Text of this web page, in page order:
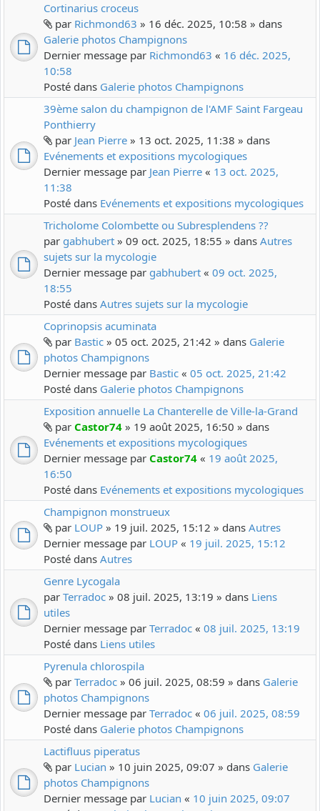
Cortinarius croceus
par Richmond63 » 16 déc. 2025, 10:58 » dans
Galerie photos Champignons
Dernier message par Richmond63 « 16 déc. 2025,
10:58
Posté dans Galerie photos Champignons
39ème salon du champignon de l'AMF Saint Fargeau
Ponthierry
par Jean Pierre » 13 oct. 2025, 11:38 » dans
Evénements et expositions mycologiques
Dernier message par Jean Pierre « 13 oct. 2025,
11:38
Posté dans Evénements et expositions mycologiques
Tricholome Colombette ou Subresplendens ??
par gabhubert » 09 oct. 2025, 18:55 » dans Autres
sujets sur la mycologie
Dernier message par gabhubert « 09 oct. 2025,
18:55
Posté dans Autres sujets sur la mycologie
Coprinopsis acuminata
par Bastic » 05 oct. 2025, 21:42 » dans Galerie
photos Champignons
Dernier message par Bastic « 05 oct. 2025, 21:42
Posté dans Galerie photos Champignons
Exposition annuelle La Chanterelle de Ville-la-Grand
par Castor74 » 19 août 2025, 16:50 » dans
Evénements et expositions mycologiques
Dernier message par Castor74 « 19 août 2025,
16:50
Posté dans Evénements et expositions mycologiques
Champignon monstrueux
par LOUP » 19 juil. 2025, 15:12 » dans Autres
Dernier message par LOUP « 19 juil. 2025, 15:12
Posté dans Autres
Genre Lycogala
par Terradoc » 08 juil. 2025, 13:19 » dans Liens
utiles
Dernier message par Terradoc « 08 juil. 2025, 13:19
Posté dans Liens utiles
Pyrenula chlorospila
par Terradoc » 06 juil. 2025, 08:59 » dans Galerie
photos Champignons
Dernier message par Terradoc « 06 juil. 2025, 08:59
Posté dans Galerie photos Champignons
Lactifluus piperatus
par Lucian » 10 juin 2025, 09:07 » dans Galerie
photos Champignons
Dernier message par Lucian « 10 juin 2025, 09:07